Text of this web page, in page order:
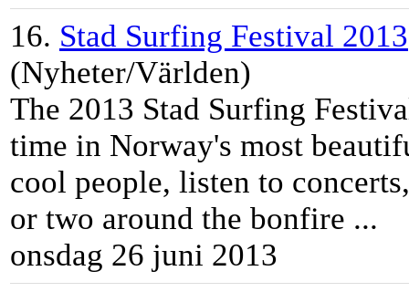
16. Stad Surfing Festival 2013
(Nyheter/Världen)
The 2013 Stad Surfing
time in Norway's most
cool people, listen to
or two around the bonfire ...
onsdag 26 juni 2013